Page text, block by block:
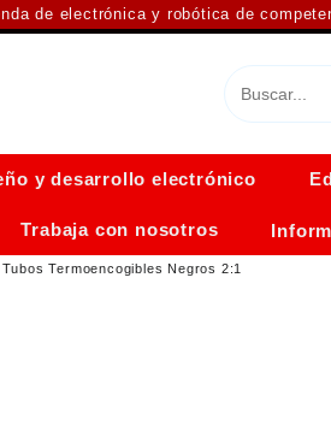
de electrónica y robótica de
y desarrollo electrónico
Trabaja con nosotros
Termoencogibles Negros 2:1